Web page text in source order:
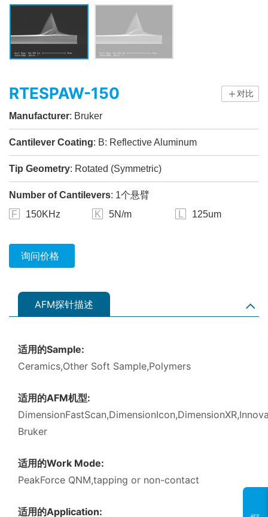
RTESPAW-150 对比
Manufacturer: Bruker
Cantilever Coating: B: Reflective Aluminum
Tip Geometry: Rotated (Symmetric)
Number of Cantilevers: 1个悬臂
F
150KHz K 5N/m 125um
询问价格
AFM探针描述
适用的Sample:
Ceramics,Other Soft Sample,Polymers
适用的AFM机型:
Bruker
适用的Work Mode:
PeakForce QNM,tapping or non-contact
适用的Application: